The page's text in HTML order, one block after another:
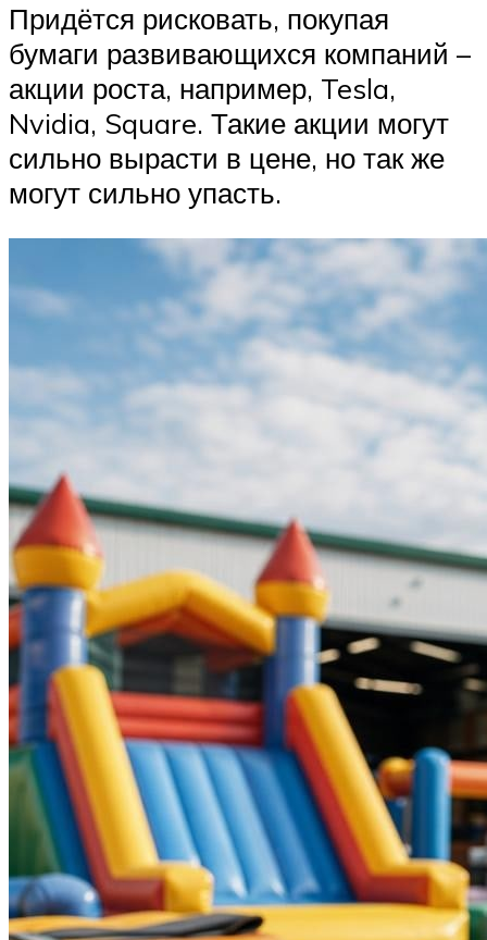
Придётся рисковать, покупая
бумаги развивающихся компаний –
акции роста, например, Tesla,
Nvidia, Square. Такие акции могут
сильно вырасти в цене, но так же
могут сильно упасть.